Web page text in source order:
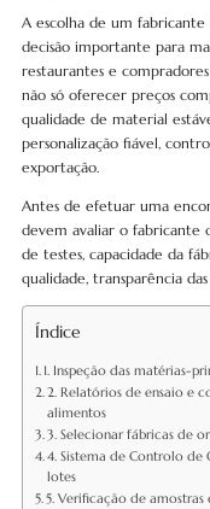
A escolha de um
decisão importante para
restaurantes e
não só oferecer preços
qualidade de material
personalização fiável,
exportação.
Antes de efetuar uma
devem avaliar o fabricante
de testes, capacidade da
qualidade, transparência
Índice
1. Inspeção das matérias-
2. Relatórios de ensaio e
alimentos
3. Selecionar fábricas de
4. Sistema de Controlo
lotes
5. Verificação de